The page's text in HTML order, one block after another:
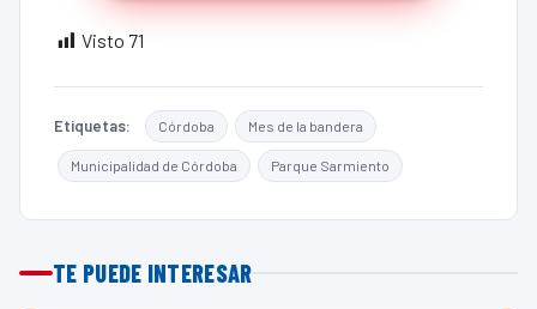
Visto 71
Etiquetas: Córdoba Mes de la bandera
Municipalidad de Córdoba Parque Sarmiento
TE PUEDE INTERESAR